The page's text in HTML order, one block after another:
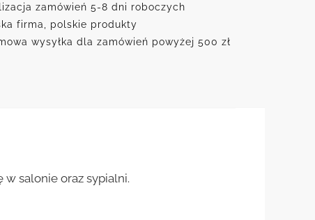
zamówień 5-8 dni roboczych
firma, polskie produkty
wysyłka dla zamówień powyżej 500 zł
w salonie oraz sypialni.